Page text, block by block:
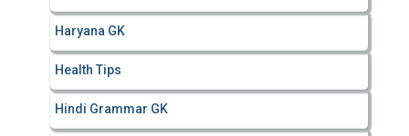
Haryana GK
Health Tips
Hindi Grammar GK